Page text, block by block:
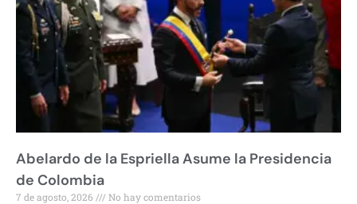
Abelardo de la Espriella Asume la Presidencia
de Colombia
7 de agosto, 2026 No hay comentarios